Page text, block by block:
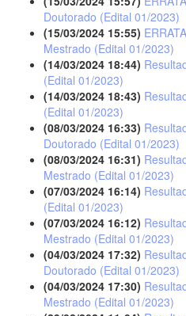
Doutorado (Edital 01/2023)
(15/03/2024 15:55)
Mestrado (Edital 01/2023)
(14/03/2024 18:44)
(Edital 01/2023)
(14/03/2024 18:43)
(Edital 01/2023)
(08/03/2024 16:33)
Doutorado (Edital 01/2023)
(08/03/2024 16:31)
Mestrado (Edital 01/2023)
(07/03/2024 16:14)
(Edital 01/2023)
(07/03/2024 16:12)
Mestrado (Edital 01/2023)
(04/03/2024 17:32)
Doutorado (Edital 01/2023)
(04/03/2024 17:30)
Mestrado (Edital 01/2023)